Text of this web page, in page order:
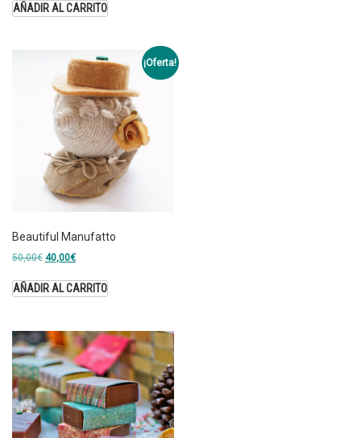
AÑADIR AL CARRITO
¡Oferta!
Beautiful Manufatto
50,00€ 40,00€
AÑADIR AL CARRITO